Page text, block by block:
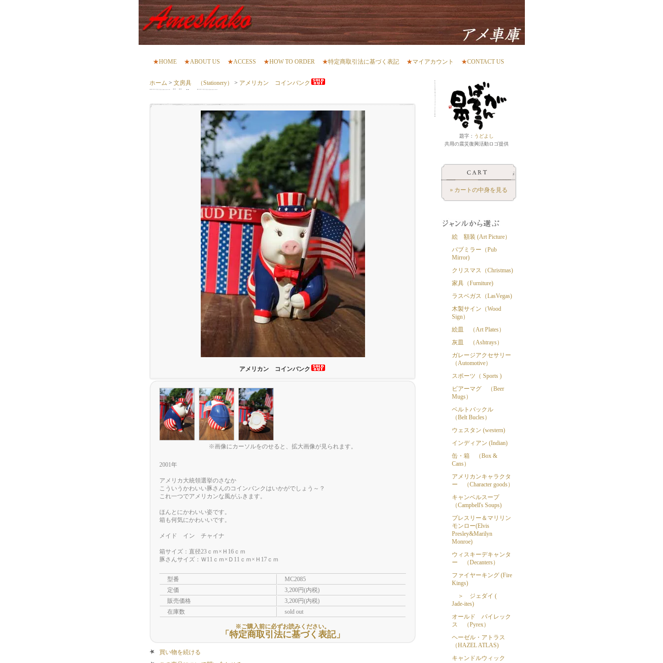
★HOME ★ABOUT US ★ACCESS ★HOW TO ORDER ★特定商取引法に基づく表記 ★マイアカウント ★CONTACT US
ホーム > 文房具 （Stationery） > アメリカン コインバンク
アメリカン コインバンク
※画像にカーソルをのせると、拡大画像が見られます。
2001年
アメリカ大統領選挙のさなか
こういうかわいい豚さんのコインバンクはいかがでしょう～？
これ一つでアメリカンな風がふきます。
ほんとにかわいい姿です。
箱も何気にかわいいです。
メイド イン チャイナ
箱サイズ：直径23ｃｍ×Ｈ16ｃｍ
豚さんサイズ：Ｗ11ｃｍ×Ｄ11ｃｍ×Ｈ17ｃｍ
型番
MC2085
定価
3,200円(内税)
販売価格
3,200円(内税)
在庫数
sold out
※ご購入前に必ずお読みください。
「特定商取引法に基づく表記」
買い物を続ける
題字： うどよし
共用の震災復興活動ロゴ提供
» カートの中身を見る
絵 額装 (Art Picture）
パブミラー（Pub
Mirror)
クリスマス（Christmas)
家具（Furniture)
ラスベガス（LasVegas)
木製サイン（Wood
Sign）
絵皿 （Art Plates）
灰皿 （Ashtrays）
ガレージアクセサリー
（Automotive）
スポーツ（ Sports )
ビアーマグ （Beer
Mugs）
ベルトバックル
（Belt Bucles）
ウェスタン (western)
インディアン (Indian)
缶・箱 （Box &
Cans）
アメリカンキャラクタ
ー （Character goods）
キャンベルスープ
（Campbell's Soups)
プレスリー＆マリリン
モンロー(Elvis
Presley&Marilyn
Monroe)
ウィスキーデキャンタ
ー （Decanters）
ファイヤーキング (Fire
Kings)
＞ ジェダイ (
Jade-ites)
オールド パイレック
ス （Pyrex）
ヘーゼル・アトラス
（HAZEL ATLAS)
キャンドルウィック